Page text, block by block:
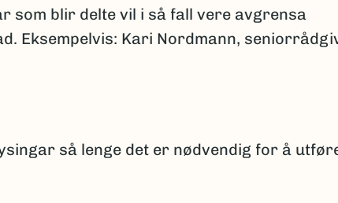
som blir delte vil i så fall vere avgrensa
Eksempelvis: Kari Nordmann,
så lenge det er nødvendig for å